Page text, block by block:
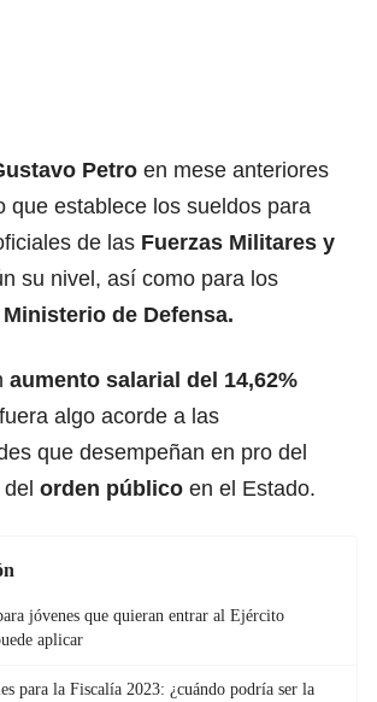
Petro en mese anteriores
que establece los sueldos para
de las Fuerzas Militares y
su nivel, así como para los
Ministerio de Defensa.
aumento salarial del 14,62%
algo acorde a las
que desempeñan en pro del
orden público en el Estado.
jóvenes que quieran entrar al Ejército
aplicar
para la Fiscalía 2023: ¿cuándo podría ser la